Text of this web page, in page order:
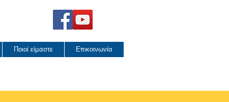
Ποιοί είμαστε Επικοινωνία